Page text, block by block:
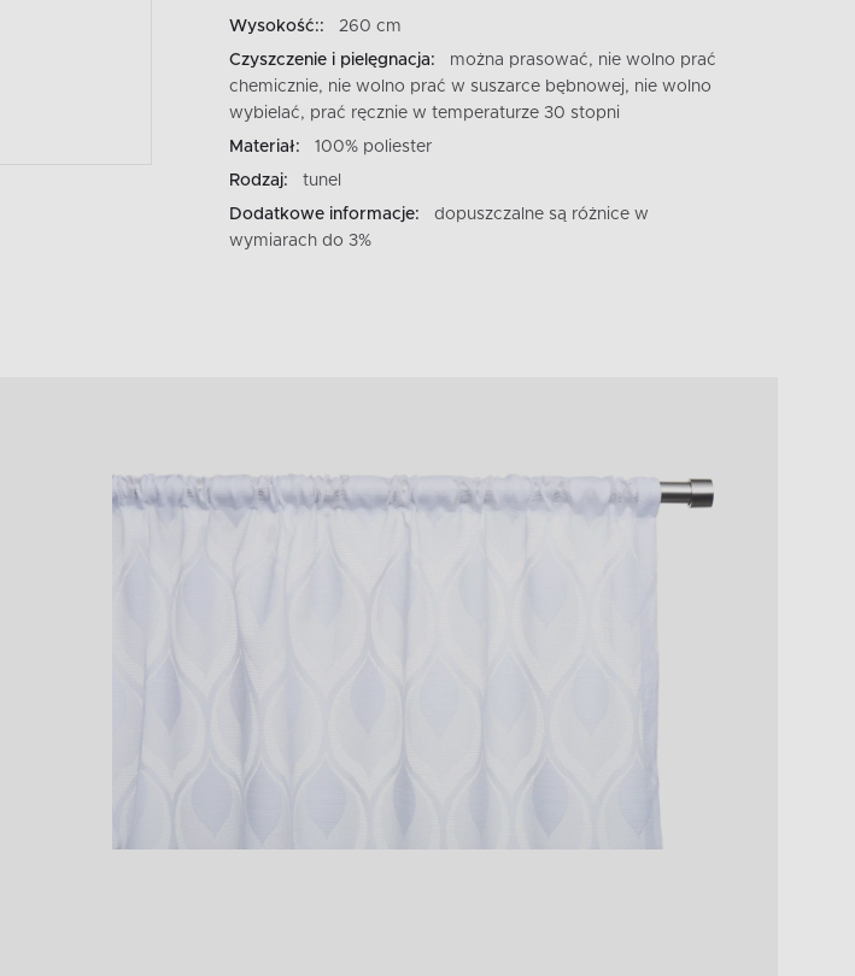
Wysokość::
260 cm
Czyszczenie i pielęgnacja:
można prasować, nie wolno prać
chemicznie, nie wolno prać w suszarce bębnowej, nie wolno
wybielać, prać ręcznie w temperaturze 30 stopni
Materiał:
100% poliester
Rodzaj:
tunel
Dodatkowe informacje:
dopuszczalne są różnice w
wymiarach do 3%